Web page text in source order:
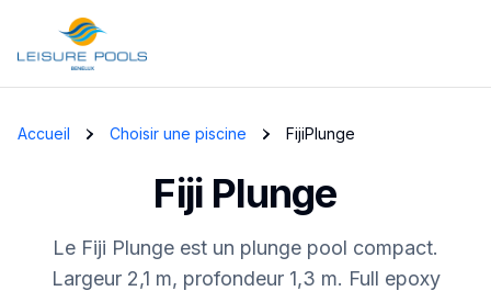
Accueil Choisir une piscine FijiPlunge
Fiji Plunge
Le Fiji Plunge est un plunge pool compact.
Largeur 2,1 m, profondeur 1,3 m. Full epoxy